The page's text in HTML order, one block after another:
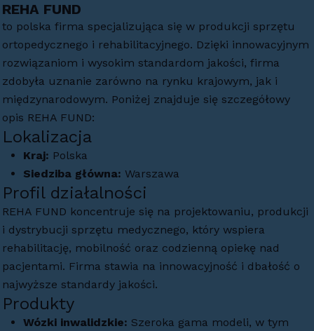
REHA FUND
to polska firma specjalizująca się w produkcji sprzętu
ortopedycznego i rehabilitacyjnego. Dzięki innowacyjnym
rozwiązaniom i wysokim standardom jakości, firma
zdobyła uznanie zarówno na rynku krajowym, jak i
międzynarodowym. Poniżej znajduje się szczegółowy
opis REHA FUND:
Lokalizacja
Kraj: Polska
Siedziba główna: Warszawa
Profil działalności
REHA FUND koncentruje się na projektowaniu, produkcji
i dystrybucji sprzętu medycznego, który wspiera
rehabilitację, mobilność oraz codzienną opiekę nad
pacjentami. Firma stawia na innowacyjność i dbałość o
najwyższe standardy jakości.
Produkty
Wózki inwalidzkie: Szeroka gama modeli, w tym